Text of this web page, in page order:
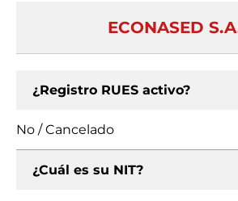
ECONASED
¿Registro RUES activo?
No / Cancelado
¿Cuál es su NIT?